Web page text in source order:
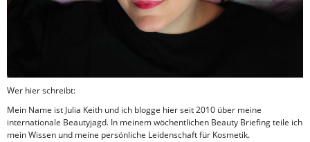
Wer hier schreibt:
Mein Name ist Julia Keith und ich blogge hier seit 2010 über meine
internationale Beautyjagd. In meinem wöchentlichen Beauty Briefing teile ich
mein Wissen und meine persönliche Leidenschaft für Kosmetik.